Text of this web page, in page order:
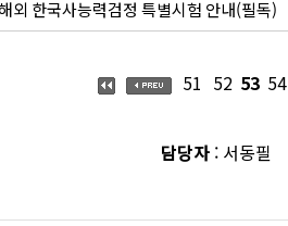
외 한국사능력검정 특별시험 안내(필독)
51 52 53 54
담당자 : 서동필